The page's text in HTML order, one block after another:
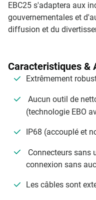
EBC25 s'adaptera aux
gouvernementales et
diffusion et du
Caracteristiques &
Extrêmement
Aucun outil de
(technologie EBO
IP68 (accouplé et
Connecteurs sans
connexion sans
Les câbles sont